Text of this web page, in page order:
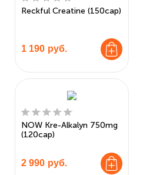
Reckful Creatine (150cap)
1 190 руб.
NOW Kre-Alkalyn 750mg
(120cap)
2 990 руб.